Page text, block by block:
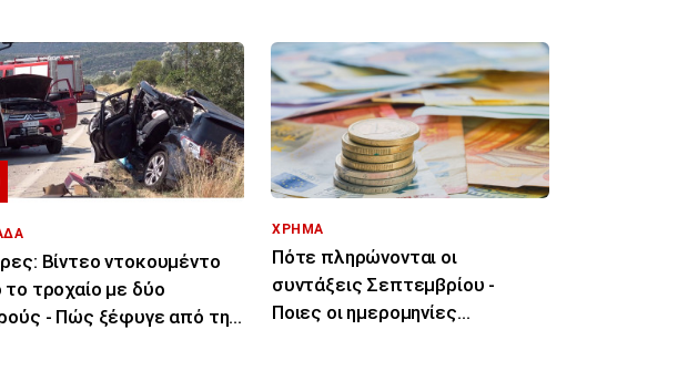
Βίντεο ντοκουμέντο
τροχαίο με δύο
- Πώς ξέφυγε από την
ΧΡΗΜΑ
Πότε πληρώνονται οι
συντάξεις Σεπτεμβρίου -
Ποιες οι ημερομηνίες